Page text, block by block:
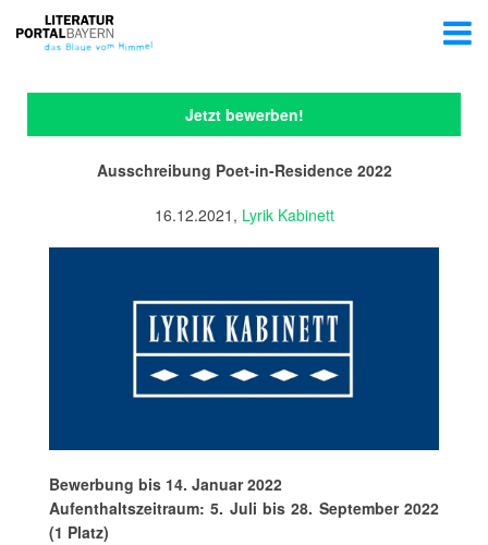
Jetzt bewerben!
Ausschreibung Poet-in-Residence 2022
16.12.2021, Lyrik Kabinett
Bewerbung bis 14. Januar 2022
Aufenthaltszeitraum: 5. Juli bis 28. September 2022
(1 Platz)